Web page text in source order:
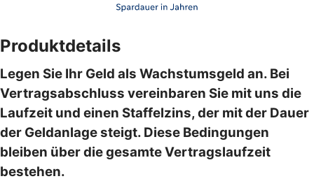
Produktdetails
Legen Sie Ihr Geld als Wachstumsgeld an. Bei
Vertragsabschluss vereinbaren Sie mit uns die
Laufzeit und einen Staffelzins, der mit der Dauer
der Geldanlage steigt. Diese Bedingungen
bleiben über die gesamte Vertragslaufzeit
bestehen.